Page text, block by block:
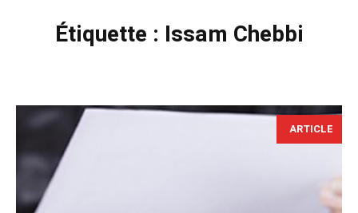
Étiquette : Issam Chebbi
ARTICLE